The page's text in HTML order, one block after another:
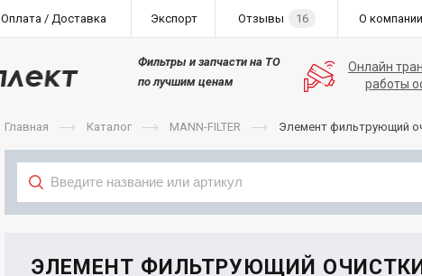
Оплата / Доставка Экспорт Отзывы 16 О компании
Фильтры и запчасти на ТО
по лучшим ценам
Онлайн
работы
Главная Каталог MANN-FILTER Элемент фильтрующий
ЭЛЕМЕНТ ФИЛЬТРУЮЩИЙ